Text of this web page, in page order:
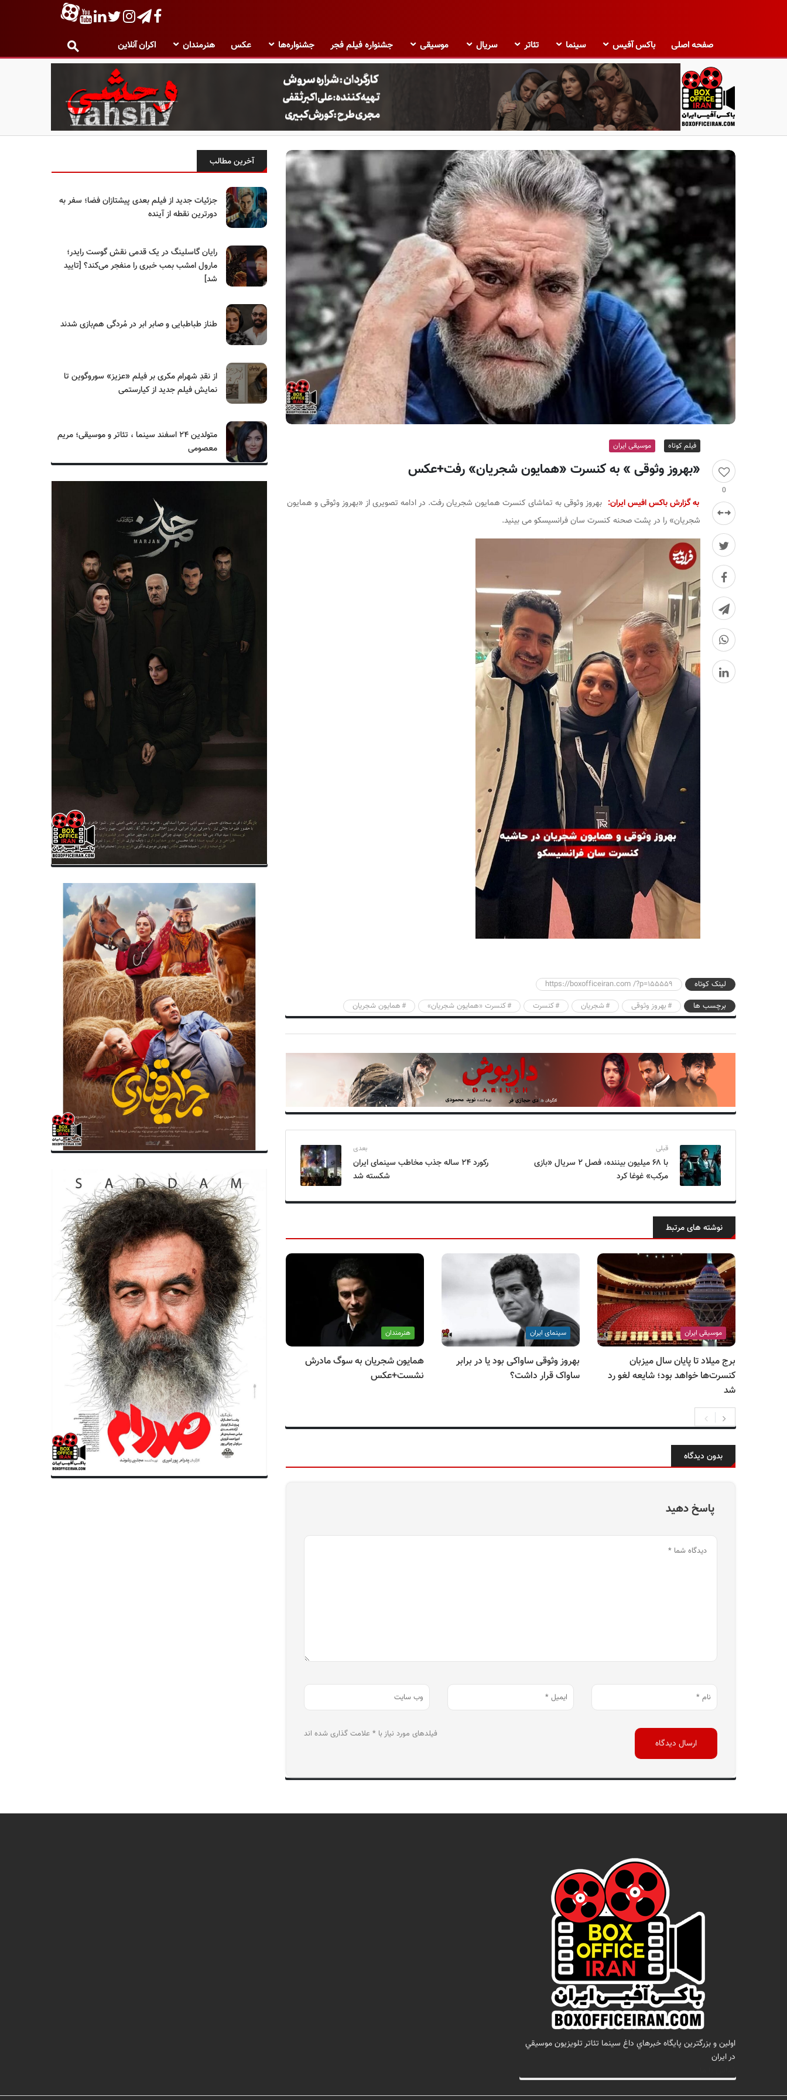
صفحه اصلی باکس آفیس سینما تئاتر سریال موسیقی جشنواره فیلم فجر جشنواره‌ها عکس هنرمندان اکران آنلاین
ب
ک
آ
ف
ا
ی
ر
ا
0
فیلم کوتاه موسیقی ایران
«بهروز وثوقی » به کنسرت «همایون شجریان» رفت+عکس
به گزارش باکس افیس ایران: بهروز وثوقی به تماشای کنسرت همایون شجریان رفت. در ادامه تصویری از «بهروز وثوقی و همایون
شجریان» را در پشت صحنه کنسرت سان فرانسیسکو می بینید.
لینک کوتاه
https://boxofficeiran.com /?p=155559
برچسب ها
بهروز وثوقی شجریان کنسرت کنسرت «همایون شجریان» همایون شجریان
قبلی
با ۶۸ میلیون بیننده، فصل ۲ سریال «بازی
مرکب» غوغا کرد
بعدی
رکورد ۲۴ ساله جذب مخاطب سینمای ایران
شکسته شد
نوشته های مرتبط
موسیقی ایران
برج میلاد تا پایان سال میزبان
کنسرت‌ها خواهد بود؛ شایعه لغو رد
شد
سینمای ایران
بهروز وثوقی ساواکی بود یا در برابر
ساواک قرار داشت؟
هنرمندان
همایون شجریان به سوگ مادرش
نشست+عکس
موسیقی ایران
توضیحات جدید وزیر ارشاد در مورد
حواشی کنسرت خیابانی همایون
شجریان
موسیقی ایران
موسیقی؛ محمدرضا شجریان
بدون دیدگاه
پاسخ دهید
فیلدهای مورد نیاز با * علامت گذاری شده اند
آخرین مطالب
جزئیات جدید از فیلم بعدی پیشتازان فضا؛ سفر به
دورترین نقطه از آینده
رایان گاسلینگ در یک قدمی نقش گوست رایدر؛
مارول امشب بمب خبری را منفجر می‌کند؟ [تایید
شد]
طناز طباطبایی و صابر ابر در مُردگی هم‌بازی شدند
از نقدِ شهرام مکری بر فیلم «عزیز» سوروگوین تا
نمایش فیلم جدید از کیارستمی
متولدین ۲۴ اسفند سینما ، تئاتر و موسیقی؛ مریم
معصومی
اولين و بزرگترين پايگاه خبرهاي داغ سينما تئاتر تلويزيون موسيقي
در ايران